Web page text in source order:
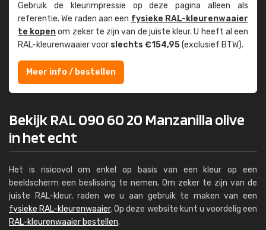
Gebruik de kleur­impressie op deze pagina alleen als
referentie. We raden aan een fysieke RAL-kleuren­waaier
te kopenom zeker te zijn van de juiste kleur. U heeft al een
RAL-kleuren­waaier voor slechts €154,95(exclusief BTW).
Meer info / bestellen
Bekijk RAL 090 60 20 Manzanilla olive
in het echt
Het is risicovol om enkel op basis van een kleur op een
beeldscherm een beslissing te nemen. Om zeker te zijn van de
juiste RAL-kleur, raden we u aan gebruik te maken van een
fysieke RAL-kleurenwaaier. Op deze website kunt u voordelig een
RAL-kleurenwaaier bestellen.